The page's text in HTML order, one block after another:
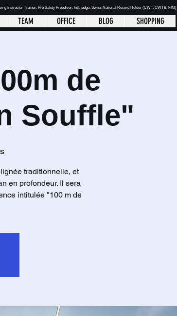
Instructor Trainer, Pro Safety Freediver, Intl. judge, Swiss National Record Holder (CWT, CWTB, FIM)
TEAM OFFICE BLOG SHOPPING
de
Souffle"
traditionnelle, et
en profondeur. Il sera
intitulée "100 m de